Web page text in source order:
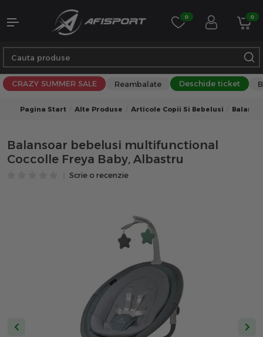
0 0
CRAZY SUMMER SALE Reambalate Deschide ticket
Pagina Start Alte Produse Articole Copii Si Bebelusi
Balansoar bebelusi multifunctional
Coccolle Freya Baby, Albastru
Scrie o recenzie